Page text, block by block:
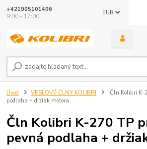
EUR
+421905101406
9:00 - 17:00
Úvod VESLOVÉ ČLNY KOLIBRI
Čln Kolibri K-
podlaha + držiak motora
Čln Kolibri K-270 TP
pevná podlaha +